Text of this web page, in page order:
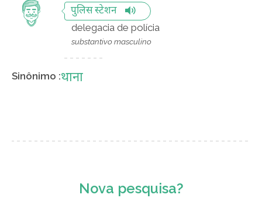
पुलिस स्टेशन
delegacia de polícia
substantivo masculino
Sinônimo :थाना
Nova pesquisa?